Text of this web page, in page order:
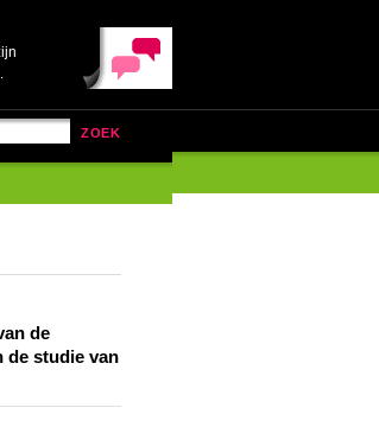
ZOEK
de
de studie van